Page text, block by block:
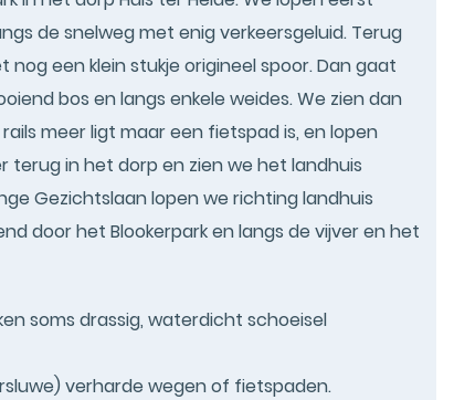
de snelweg met enig verkeersgeluid. Terug
een klein stukje origineel spoor. Dan gaat
bos en langs enkele weides. We zien dan
meer ligt maar een fietspad is, en lopen
terug in het dorp en zien we het landhuis
Gezichtslaan lopen we richting landhuis
door het Blookerpark en langs de vijver en het
soms drassig, waterdicht schoeisel
verharde wegen of fietspaden.